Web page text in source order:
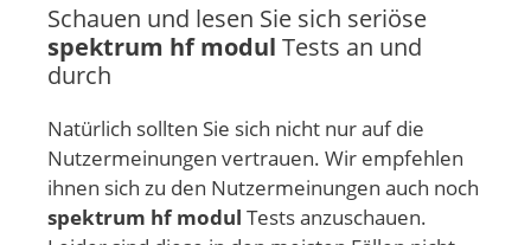
Schauen und lesen Sie sich seriöse
spektrum hf modul Tests an und
durch
Natürlich sollten Sie sich nicht nur auf die
Nutzermeinungen vertrauen. Wir empfehlen
ihnen sich zu den Nutzermeinungen auch noch
spektrum hf modul Tests anzuschauen.